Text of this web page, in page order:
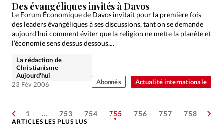
Actualité internationale
Des évangéliques invités à Davos
Le Forum Économique de Davos invitait pour la première fois
des leaders évangéliques à ses discussions, tant on se demande
aujourd’hui comment éviter que la religion ne mette la planète et
l’économie sens dessus dessous.…
La rédaction de
Christianisme
Aujourd'hui
23 Fév 2006
Abonnés
1 … 753 754 755 756 757 758
ARTICLES LES PLUS LUS